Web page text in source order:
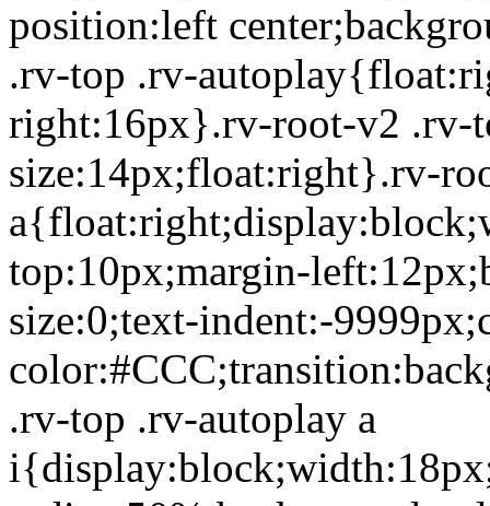
position:left
.rv-top .rv-
right:16px}.rv-root-v2 .rv-
size:14px;float:right}.rv-
top:10px;margin-
size:0;text-indent:-
.rv-top .rv-autoplay a